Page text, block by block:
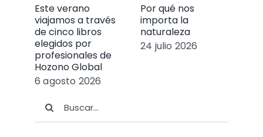
Este verano
viajamos a través
de cinco libros
elegidos por
profesionales de
Hozono Global
6 agosto 2026
Por qué nos
importa la
naturaleza
24 julio 2026